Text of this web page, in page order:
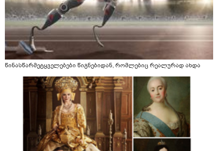
წინასწარმეტყველებები წიგნებიდან, რომლებიც რეალურად ახდა